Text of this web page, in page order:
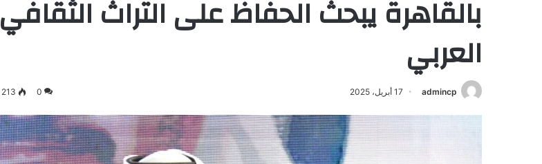
بالقاهرة يبحث الحفاظ على التراث الثقافي
العربي
admincp 17 أبريل، 2025 0
213